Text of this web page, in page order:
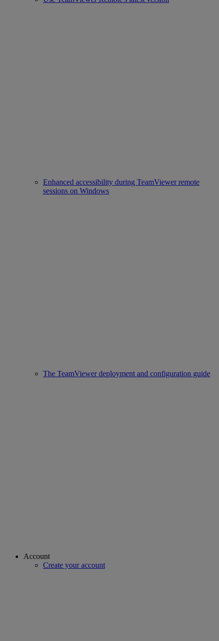
Enhanced accessibility during TeamViewer remote
sessions on Windows
The TeamViewer deployment and configuration guide
Account
Create your account